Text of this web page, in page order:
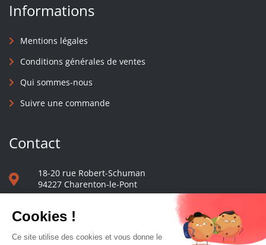
Informations
Mentions légales
Conditions générales de ventes
Qui sommes-nous
Suivre une commande
Contact
18-20 rue Robert-Schuman
94227 Charenton-le-Pont